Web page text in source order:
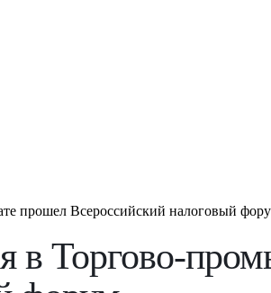
прошел Всероссийский налоговый
в Торгово-